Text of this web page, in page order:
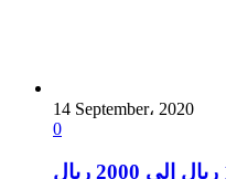
14 September، 2020
0
أفضل 5 جوالات في فئة 1000 ريال إلى 2000 ريال